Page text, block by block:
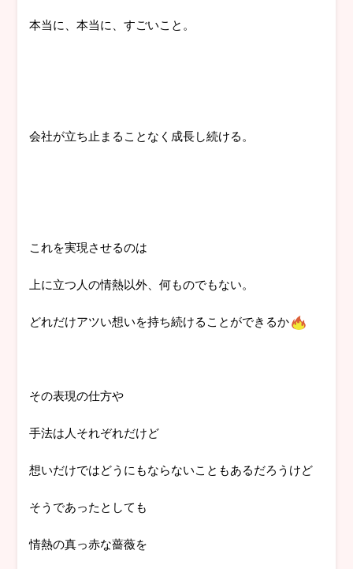
本当に、本当に、すごいこと。
会社が立ち止まることなく成長し続ける。
これを実現させるのは
上に立つ人の情熱以外、何ものでもない。
どれだけアツい想いを持ち続けることができるか
その表現の仕方や
手法は人それぞれだけど
想いだけではどうにもならないこともあるだろうけど
そうであったとしても
情熱の真っ赤な薔薇を